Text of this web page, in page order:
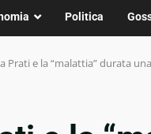
Politica
Prati e la “malattia” durata